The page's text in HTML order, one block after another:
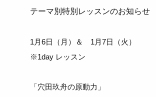
テーマ別特別レッスンのお知らせ
1月6日（月）＆ 1月7日（火）
※1day レッスン
「穴田玖舟の原動力」